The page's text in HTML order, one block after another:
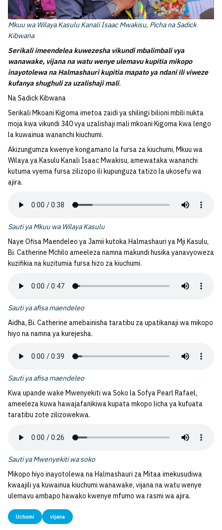
Mkuu wa Wilaya Kasulu Kanali Isaac Mwakisu, Picha na Sadick
Kibwana
Serikali imeendelea kuwezesha vikundi mbalimbali vya
wanawake, vijana na watu wenye ulemavu kupitia mikopo
inayotolewa na Halmashauri kupitia mapato ya ndani ili viweze
kufanya shughuli za uzalishaji mali.
Na Sadick Kibwana
Serikali Mkoani Kigoma imetoa zaidi ya shilingi bilioni mbili nukta
moja kwa vikundi 340 vya uzalishaji mali mkoani Kigoma kwa lengo
la kuwainua wananchi kiuchumi.
Akizungumza kwenye kongamano la fursa za kiuchumi, Mkuu wa
Wilaya ya Kasulu Kanali Isaac Mwakisu, amewataka wananchi
kutuma vyema fursa zilizopo ili kupunguza tatizo la ukosefu wa
ajira.
Sauti ya Mkuu wa Wilaya Kasulu
Naye Ofisa Maendeleo ya Jamii kutoka Halmashauri ya Mji Kasulu,
Bi. Catherine Mchilo ameeleza namna makundi husika yanavyoweza
kuzifikia na kuzitumia fursa hizo za kiuchumi.
Sauti ya afisa maendeleo
Aidha, Bi. Catherine amebainisha taratibu za upatikanaji wa mikopo
hiyo na namna ya kurejesha.
Sauti ya afisa maendeleo
Kwa upande wake Mwenyekiti wa Soko la Sofya Pearl Rafael,
ameeleza kuwa hawajafanikiwa kupata mkopo licha ya kufuata
taratibu zote zilizowekwa.
Sauti ya Mwenyekiti wa soko
Mikopo hiyo inayotolewa na Halmashauri za Mitaa imekusudiwa
kwaajili ya kuwainua kiuchumi wanawake, vijana na watu wenye
ulemavu ambapo hawako kwenye mfumo wa rasmi wa ajira.
Uchumi vijana